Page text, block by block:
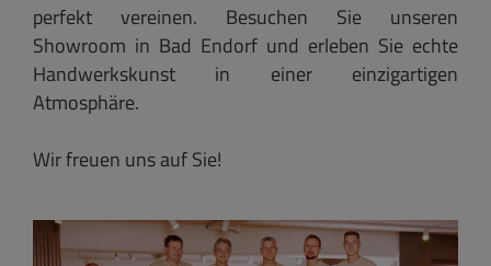
perfekt vereinen. Besuchen Sie unseren
Showroom in Bad Endorf und erleben Sie echte
Handwerkskunst in einer einzigartigen
Atmosphäre.
Wir freuen uns auf Sie!